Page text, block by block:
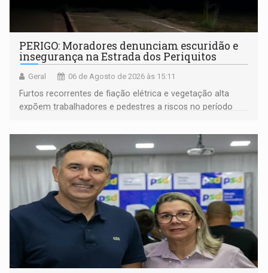
PERIGO: Moradores denunciam escuridão e
insegurança na Estrada dos Periquitos
Geral 06 de Agosto de 2026 às 15:11
Furtos recorrentes de fiação elétrica e vegetação alta
expõem trabalhadores e pedestres a riscos no período